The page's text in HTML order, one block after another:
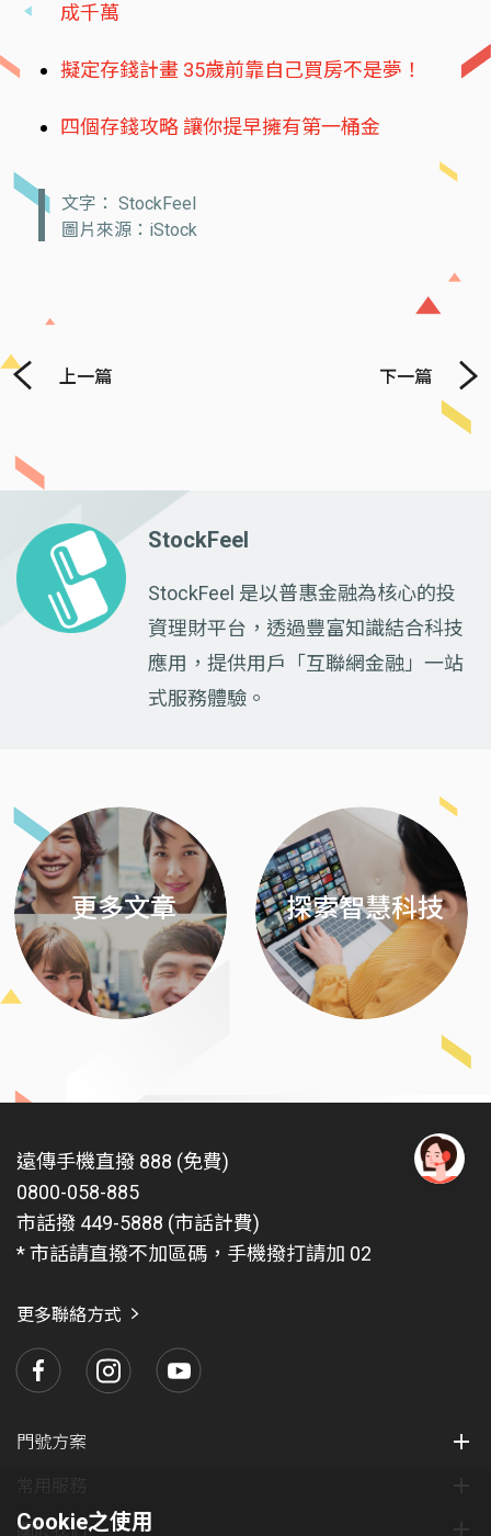
成千萬
擬定存錢計畫 35歲前靠自己買房不是夢！
四個存錢攻略 讓你提早擁有第一桶金
文字： StockFeel
圖片來源：iStock
上一篇 下一篇
StockFeel
StockFeel 是以普惠金融為核心的投
資理財平台，透過豐富知識結合科技
應用，提供用戶「互聯網金融」一站
式服務體驗。
更多文章 探索智慧科技
遠傳手機直撥 888 (免費)
0800-058-885
市話撥 449-5888 (市話計費)
* 市話請直撥不加區碼，手機撥打請加 02
更多聯絡方式
門號方案
關於我們
Cookie之使用